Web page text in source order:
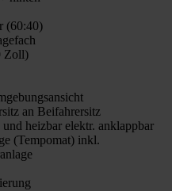
(60:40)
Zoll)
an Beifahrersitz
heizbar elektr. anklappbar
(Tempomat) inkl.